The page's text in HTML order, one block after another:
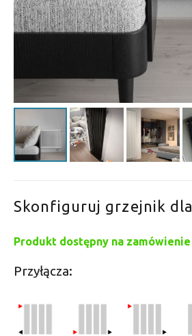
Skonfiguruj grzejnik
Produkt dostępny na zamówienie
Przyłącza: